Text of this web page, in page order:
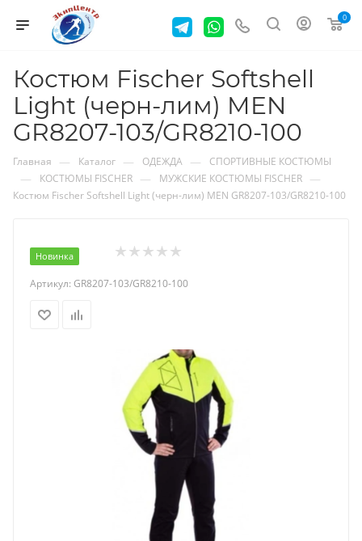
0
Костюм Fischer Softshell
Light (черн-лим) MEN
GR8207-103/GR8210-100
Главная — Каталог — ОДЕЖДА — СПОРТИВНЫЕ КОСТЮМЫ
— КОСТЮМЫ FISCHER — МУЖСКИЕ КОСТЮМЫ FISCHER —
Костюм Fischer Softshell Light (черн-лим) MEN GR8207-103/GR8210-100
Новинка
Артикул: GR8207-103/GR8210-100